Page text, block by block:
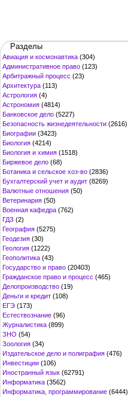
Разделы
Авиация и космонавтика (304)
Административное право (123)
Арбитражный процесс (23)
Архитектура (113)
Астрология (4)
Астрономия (4814)
Банковское дело (5227)
Безопасность жизнедеятельности (2616)
Биографии (3423)
Биология (4214)
Биология и химия (1518)
Биржевое дело (68)
Ботаника и сельское хоз-во (2836)
Бухгалтерский учет и аудит (8269)
Валютные отношения (50)
Ветеринария (50)
Военная кафедра (762)
ГДЗ (2)
География (5275)
Геодезия (30)
Геология (1222)
Геополитика (43)
Государство и право (20403)
Гражданское право и процесс (465)
Делопроизводство (19)
Деньги и кредит (108)
ЕГЭ (173)
Естествознание (96)
Журналистика (899)
ЗНО (54)
Зоология (34)
Издательское дело и полиграфия (476)
Инвестиции (106)
Иностранный язык (62791)
Информатика (3562)
Информатика, программирование (6444)